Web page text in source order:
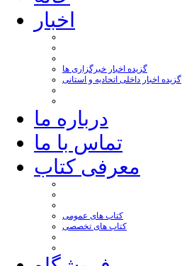
اخبار
گزیده اخبار خبرگزاری ها
گزیده اخبار داخلی اتحادیه و استانی
درباره ما
تماس با ما
معرفی کتاب
کتاب های عمومی
کتاب های تخصصی